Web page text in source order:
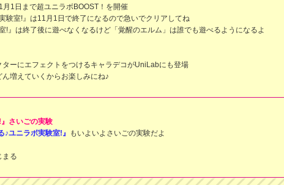
1日まで超ユニラボBOOST！を開催
験室!』は11月1日で終了になるので急いでクリアしてね
!』は終了後に遊べなくなるけど「覚醒のエルム」は誰でも遊べるようになるよ
ーにエフェクトをつけるキャラデコがUniLabにも登場
増えていくからお楽しみにね♪
』さいごの実験
♪ユニラボ実験室!』 もいよいよさいごの実験だよ
る